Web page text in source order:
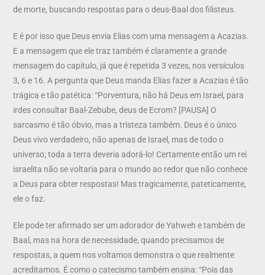
de morte, buscando respostas para o deus-Baal dos filisteus.
E é por isso que Deus envia Elias com uma mensagem a Acazias.
E a mensagem que ele traz também é claramente a grande
mensagem do capítulo, já que é repetida 3 vezes, nos versículos
3, 6 e 16. A pergunta que Deus manda Elias fazer a Acazias é tão
trágica e tão patética: “Porventura, não há Deus em Israel, para
irdes consultar Baal-Zebube, deus de Ecrom? [PAUSA] O
sarcasmo é tão óbvio, mas a tristeza também. Deus é o único
Deus vivo verdadeiro, não apenas de Israel, mas de todo o
universo; toda a terra deveria adorá-lo! Certamente então um rei
israelita não se voltaria para o mundo ao redor que não conhece
a Deus para obter respostas! Mas tragicamente, pateticamente,
ele o faz.
Ele pode ter afirmado ser um adorador de Yahweh e também de
Baal, mas na hora de necessidade, quando precisamos de
respostas, a quem nos voltamos demonstra o que realmente
acreditamos. É como o catecismo também ensina: “Pois das